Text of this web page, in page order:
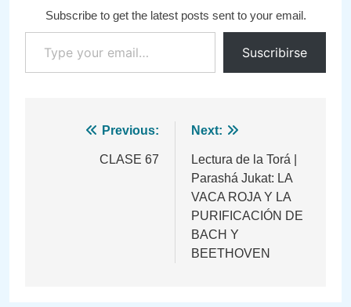
Subscribe to get the latest posts sent to your email.
Type your email…
Suscribirse
Navegación
Previous:
CLASE 67
Next:
Lectura de la Torá |
Parashá Jukat: LA
VACA ROJA Y LA
PURIFICACIÓN DE
BACH Y
BEETHOVEN